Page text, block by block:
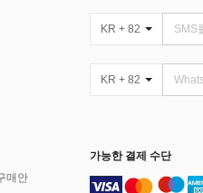
매안
KR + 82
KR + 82
가능한 결제 수단